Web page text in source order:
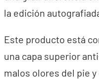
la edición
Este producto está
una capa superior
malos olores del pie